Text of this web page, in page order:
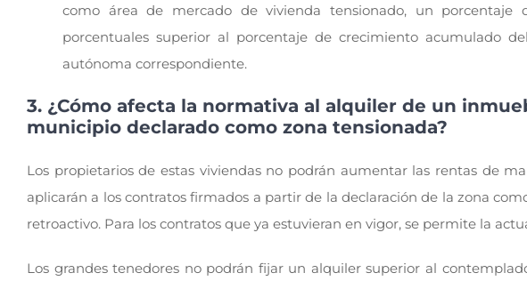
como área de mercado de vivienda tensionado, un
porcentuales superior al porcentaje de crecimiento acumulado
autónoma correspondiente.
3. ¿Cómo afecta la normativa al alquiler de un
municipio declarado como zona tensionada?
Los propietarios de estas viviendas no podrán aumentar las rentas de
aplicarán a los contratos firmados a partir de la declaración de la zona
retroactivo. Para los contratos que ya estuvieran en vigor, se permite la
Los grandes tenedores no podrán fijar un alquiler superior al